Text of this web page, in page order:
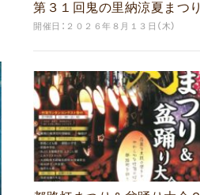
第３１回鬼の里納涼夏まつり
開催日：２０２６年８月１３日（木）